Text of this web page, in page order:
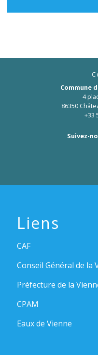
Commune
4
86350
+33
Suivez-
Liens
CAF
Conseil Général de la
Préfecture de la
CPAM
Eaux de Vienne